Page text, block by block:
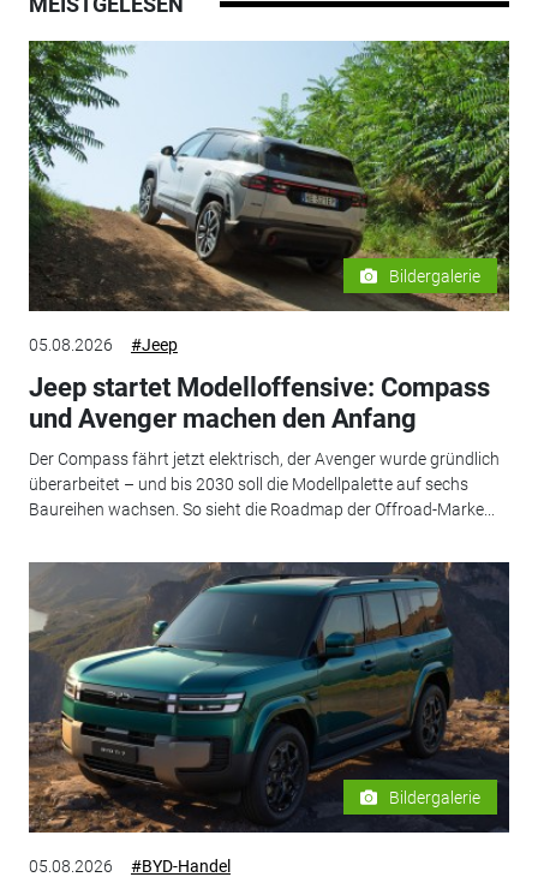
Bildergalerie
05.08.2026 #Jeep
Jeep startet Modelloffensive: Compass
und Avenger machen den Anfang
Der Compass fährt jetzt elektrisch, der Avenger wurde gründlich
überarbeitet – und bis 2030 soll die Modellpalette auf sechs
Baureihen wachsen. So sieht die Roadmap der Offroad-Marke...
Bildergalerie
05.08.2026 #BYD-Handel